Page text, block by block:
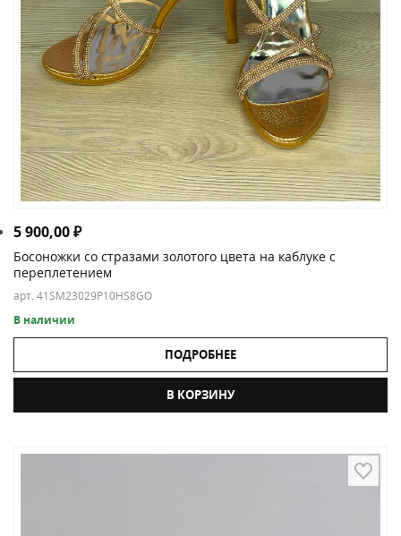
5 900,00₽
Босоножки со стразами золотого цвета на каблуке с
переплетением
арт. 41SM23029P10HS8GO
В наличии
ПОДРОБНЕЕ
В КОРЗИНУ